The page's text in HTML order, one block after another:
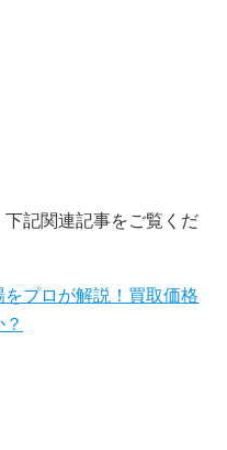
却相談
日定休
記関連記事をご覧くだ
プロが解説！買取価格